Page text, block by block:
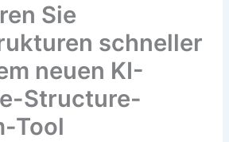
Sie
schneller
neuen KI-
Structure-
Tool